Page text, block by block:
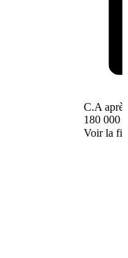
C.A
180 000 €
Voir la